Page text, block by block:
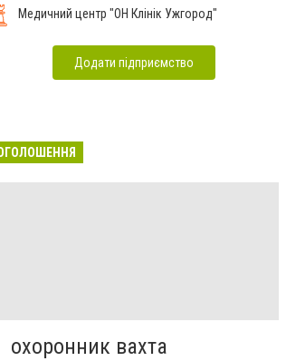
Медичний центр "ОН Клінік Ужгород"
Додати підприємство
охоронник вахта